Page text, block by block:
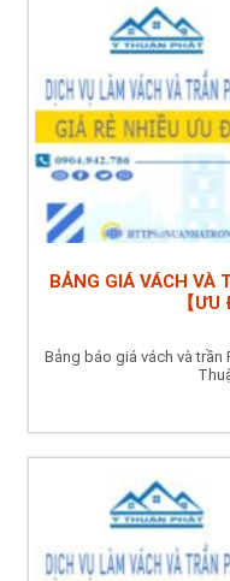
BẢNG GIÁ VÁCH VÀ
【
Bảng báo giá vách và trần